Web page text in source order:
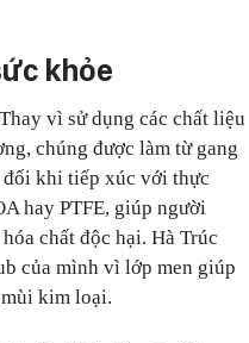
khỏe
vì sử dụng các chất liệu
chúng được làm từ gang
đối khi tiếp xúc với thực
hay PTFE, giúp người
chất độc hại. Hà Trúc
của mình vì lớp men giúp
kim loại.